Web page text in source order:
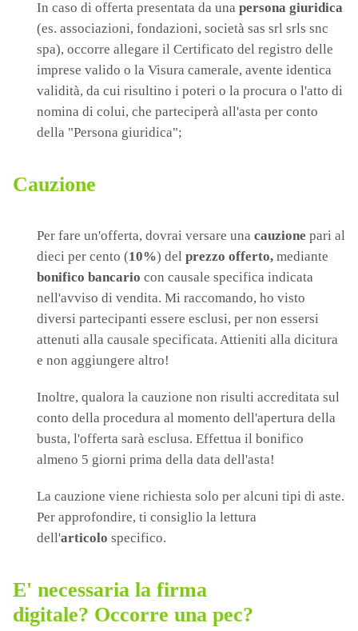
In caso di offerta presentata da una persona giuridica
(es. associazioni, fondazioni, società sas srl srls snc
spa), occorre allegare il Certificato del registro delle
imprese valido o la Visura camerale, avente identica
validità, da cui risultino i poteri o la procura o l'atto di
nomina di colui, che parteciperà all'asta per conto
della "Persona giuridica";
Cauzione
Per fare un'offerta, dovrai versare una cauzione pari al
dieci per cento (10%) del prezzo offerto, mediante
bonifico bancario con causale specifica indicata
nell'avviso di vendita. Mi raccomando, ho visto
diversi partecipanti essere esclusi, per non essersi
attenuti alla causale specificata. Attieniti alla dicitura
e non aggiungere altro!
Inoltre, qualora la cauzione non risulti accreditata sul
conto della procedura al momento dell'apertura della
busta, l'offerta sarà esclusa. Effettua il bonifico
almeno 5 giorni prima della data dell'asta!
La cauzione viene richiesta solo per alcuni tipi di aste.
Per approfondire, ti consiglio la lettura
dell'articolo specifico.
E' necessaria la firma
digitale? Occorre una pec?